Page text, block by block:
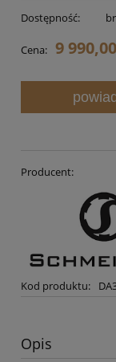
Dostępność:
Cena: 9
Producent:
Kod produktu:
Opis